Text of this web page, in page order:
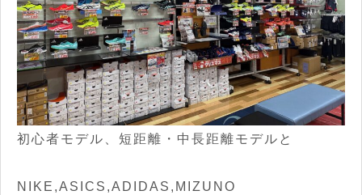
初心者モデル、短距離・中長距離モデルと
NIKE,ASICS,ADIDAS,MIZUNO